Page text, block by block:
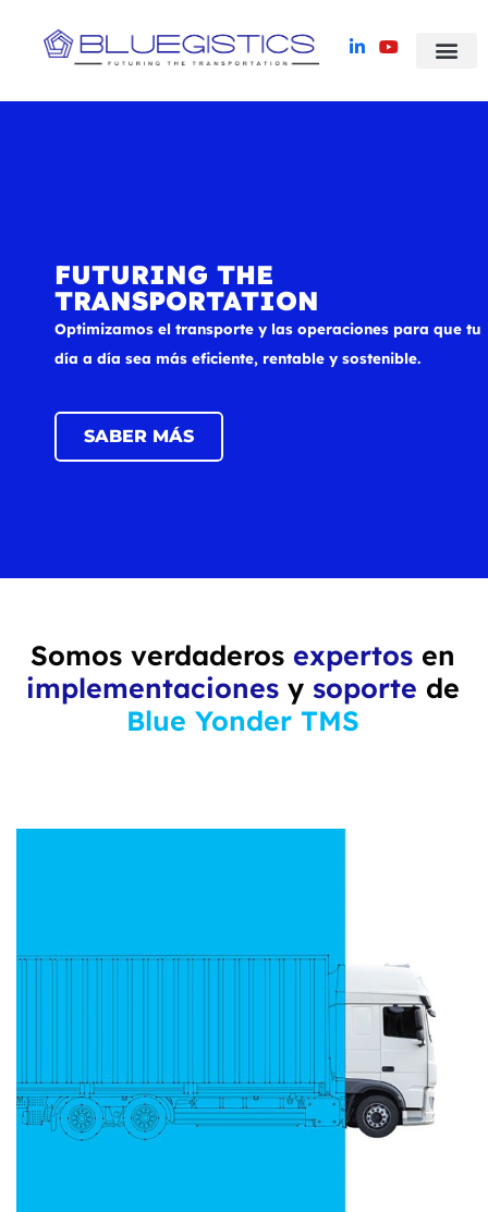
FUTURING THE
TRANSPORTATION
Optimizamos el transporte y las operaciones para que tu
día a día sea más eficiente, rentable y sostenible.
SABER MÁS
Somos verdaderos expertos en
implementaciones y soporte de
Blue Yonder TMS